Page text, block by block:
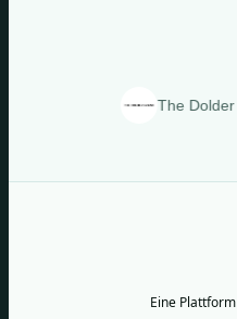
The Dolder Grand
Eine Plattform